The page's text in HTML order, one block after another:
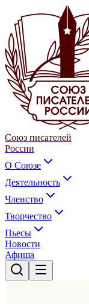
Союз писателей
России
О Союзе
Деятельность
Членство
Творчество
Пьесы
Новости
Афиша